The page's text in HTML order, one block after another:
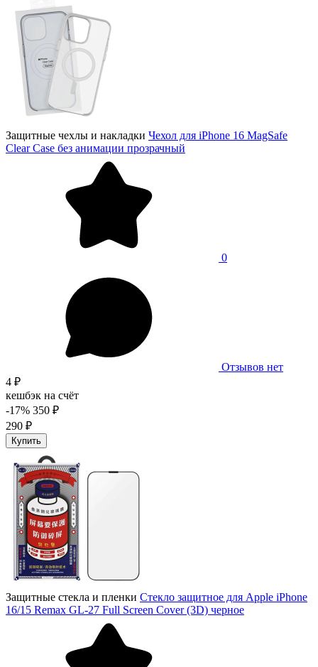
Защитные чехлы и накладки Чехол для iPhone 16 MagSafe
Clear Case без анимации прозрачный
0
Отзывов нет
4 ₽
кешбэк на счёт
-17% 350 ₽
290 ₽
Купить
Защитные стекла и пленки Стекло защитное для Apple iPhone
16/15 Remax GL-27 Full Screen Cover (3D) черное